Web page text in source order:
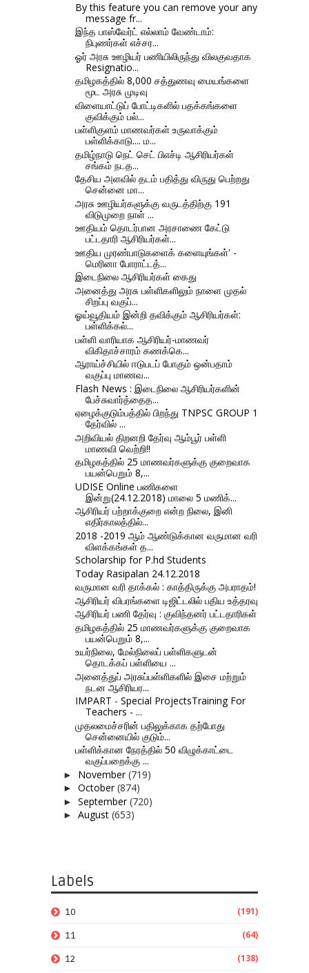
By this feature you can remove your any
message fr...
இந்த பாஸ்வேர்ட் எல்லாம் வேண்டாம்:
நிபுணர்கள் எச்சர...
ஓர் அரசு ஊழியர் பணியிலிருந்து விலகுவதாக
Resignatio...
தமிழகத்தில் 8,000 சத்துணவு மையங்களை
மூட அரசு முடிவு
விளையாட்டுப் போட்டிகளில் பதக்கங்களை
குவிக்கும் பல்...
பள்ளிகுளம் மாணவர்கள் உருவாக்கும்
பள்ளிக்காடு.... ம...
தமிழ்நாடு நெட் செட் பிஎச்டி ஆசிரியர்கள்
சங்கம் நடத...
தேசிய அளவில் தடம் பதித்து விருது பெற்றது
சென்னை மா...
அரசு ஊழியர்களுக்கு வருடத்திற்கு 191
விடுமுறை நாள் ...
ஊதியம் தொடர்பான அரசாணை கேட்டு
பட்டதாரி ஆசிரியர்கள்...
ஊதிய முரண்பாடுகளைக் களையுங்கள்' -
மெரினா போராட்டத்...
இடைநிலை ஆசிரியர்கள் கைது
அனைத்து அரசு பள்ளிகளிலும் நாளை முதல்
சிறப்பு வகுப்...
ஓய்வூதியம் இன்றி தவிக்கும் ஆசிரியர்கள்:
பள்ளிக்கல்...
பள்ளி வாரியாக ஆசிரியர்-மாணவர்
விகிதாச்சாரம் கணக்கெ...
ஆராய்ச்சியில் ஈடுபடப் போகும் ஒன்பதாம்
வகுப்பு மாணவ...
Flash News : இடைநிலை ஆசிரியர்களின்
பேச்சுவார்த்தைத...
ஏழைக்குடும்பத்தில் பிறந்து TNPSC GROUP 1
தேர்வில் ...
அறிவியல் திறனறி தேர்வு ஆம்பூர் பள்ளி
மாணவி வெற்றி!!
தமிழகத்தில் 25 மாணவர்களுக்கு குறைவாக
பயன்பெறும் 8,...
UDISE Online பணிகளை
இன்று(24.12.2018) மாலை 5 மணிக்...
ஆசிரியர் பற்றாக்குறை என்ற நிலை, இனி
எதிர்காலத்தில்...
2018 -2019 ஆம் ஆண்டுக்கான வருமான வரி
விளக்கங்கள் த...
Scholarship for P.hd Students
Today Rasipalan 24.12.2018
வருமான வரி தாக்கல் : காத்திருக்கு அபராதம்!
ஆசிரியர் விபரங்களை டிஜிட்டலில் பதிய உத்தரவு
ஆசிரியர் பணி தேர்வு : குவிந்தனர் பட்டதாரிகள்
தமிழகத்தில் 25 மாணவர்களுக்கு குறைவாக
பயன்பெறும் 8,...
உயர்நிலை, மேல்நிலைப் பள்ளிகளுடன்
தொடக்கப் பள்ளியை ...
அனைத்துப் அரசுப்பள்ளிகளில் இசை மற்றும்
நடன ஆசிரியர...
IMPART - Special ProjectsTraining For
Teachers - ...
முதலமைச்சரின் பதிலுக்காக தற்போது
சென்னையில் குடும்...
பள்ளிக்கான நேரத்தில் 50 விழுக்காட்டை
வகுப்பறைக்கு ...
► November(719)
► October(874)
► September(720)
► August (653)
Labels
10 (191)
11 (64)
12 (138)